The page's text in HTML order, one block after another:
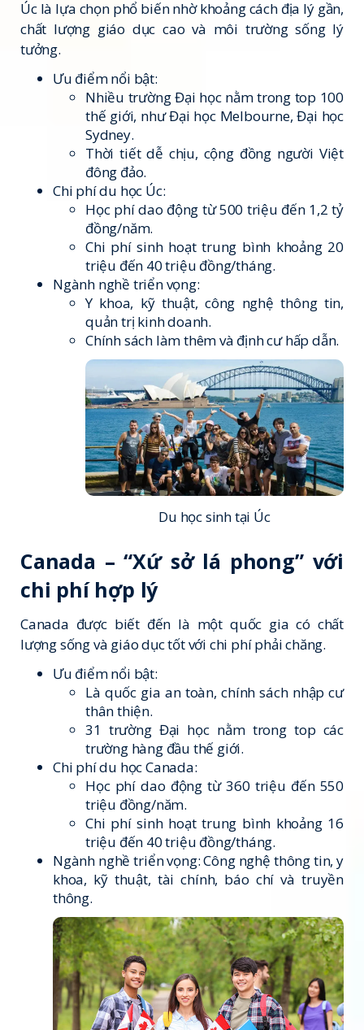
Úc là lựa chọn phổ biến nhờ khoảng cách địa lý gần,
chất lượng giáo dục cao và môi trường sống lý
tưởng.
Ưu điểm nổi bật:
Nhiều trường Đại học nằm trong top 100
thế giới, như Đại học Melbourne, Đại học
Sydney.
Thời tiết dễ chịu, cộng đồng người Việt
đông đảo.
Chi phí du học Úc:
Học phí dao động từ 500 triệu đến 1,2 tỷ
đồng/năm.
Chi phí sinh hoạt trung bình khoảng 20
triệu đến 40 triệu đồng/tháng.
Ngành nghề triển vọng:
Y khoa, kỹ thuật, công nghệ thông tin,
quản trị kinh doanh.
Chính sách làm thêm và định cư hấp dẫn.
Du học sinh tại Úc
Canada – “Xứ sở lá phong” với
chi phí hợp lý
Canada được biết đến là một quốc gia có chất
lượng sống và giáo dục tốt với chi phí phải chăng.
Ưu điểm nổi bật:
Là quốc gia an toàn, chính sách nhập cư
thân thiện.
31 trường Đại học nằm trong top các
trường hàng đầu thế giới.
Chi phí du học Canada:
Học phí dao động từ 360 triệu đến 550
triệu đồng/năm.
Chi phí sinh hoạt trung bình khoảng 16
triệu đến 40 triệu đồng/tháng.
Ngành nghề triển vọng: Công nghệ thông tin, y
khoa, kỹ thuật, tài chính, báo chí và truyền
thông.